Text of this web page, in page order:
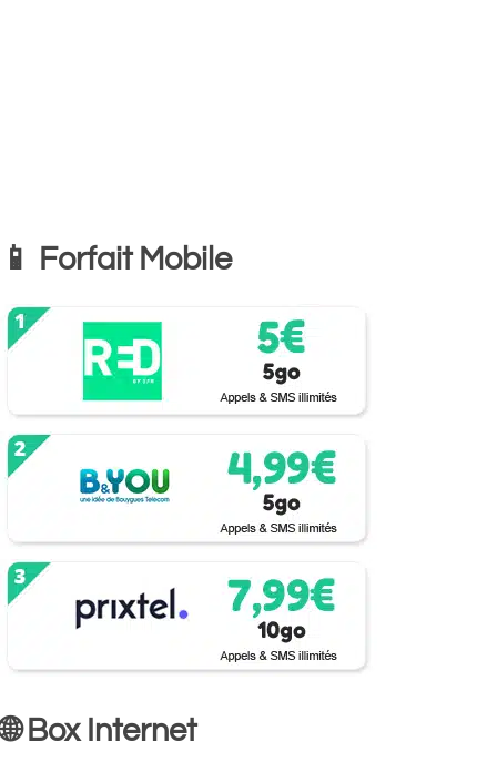
📱 Forfait Mobile
🌐 Box Internet